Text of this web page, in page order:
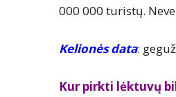
000 000 turistų.
Kelionės data:
Kur pirkti lėktuvų